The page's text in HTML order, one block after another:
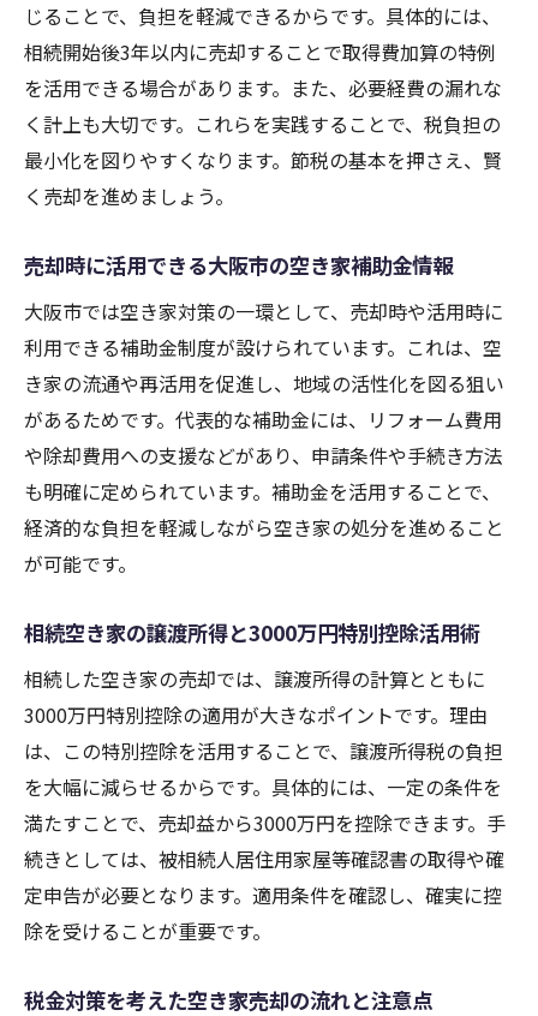
じることで、負担を軽減できるからです。具体的には、
相続開始後3年以内に売却することで取得費加算の特例
を活用できる場合があります。また、必要経費の漏れな
く計上も大切です。これらを実践することで、税負担の
最小化を図りやすくなります。節税の基本を押さえ、賢
く売却を進めましょう。
売却時に活用できる大阪市の空き家補助金情報
大阪市では空き家対策の一環として、売却時や活用時に
利用できる補助金制度が設けられています。これは、空
き家の流通や再活用を促進し、地域の活性化を図る狙い
があるためです。代表的な補助金には、リフォーム費用
や除却費用への支援などがあり、申請条件や手続き方法
も明確に定められています。補助金を活用することで、
経済的な負担を軽減しながら空き家の処分を進めること
が可能です。
相続空き家の譲渡所得と3000万円特別控除活用術
相続した空き家の売却では、譲渡所得の計算とともに
3000万円特別控除の適用が大きなポイントです。理由
は、この特別控除を活用することで、譲渡所得税の負担
を大幅に減らせるからです。具体的には、一定の条件を
満たすことで、売却益から3000万円を控除できます。手
続きとしては、被相続人居住用家屋等確認書の取得や確
定申告が必要となります。適用条件を確認し、確実に控
除を受けることが重要です。
税金対策を考えた空き家売却の流れと注意点